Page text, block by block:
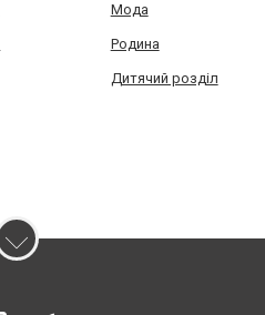
Мода
Родина
Дитячий розділ